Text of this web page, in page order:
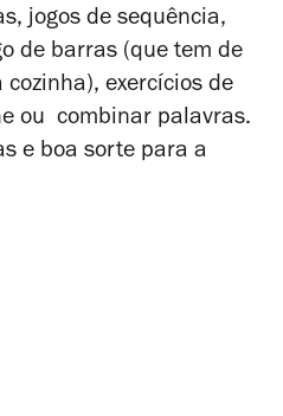
jogos de sequência,
de barras (que tem de
exercícios de
ou combinar palavras.
e boa sorte para a